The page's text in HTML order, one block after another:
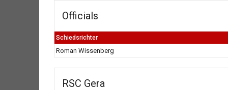
Officials
Schiedsrichter
Roman Wissenberg
RSC Gera